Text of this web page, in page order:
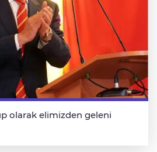
olarak elimizden geleni